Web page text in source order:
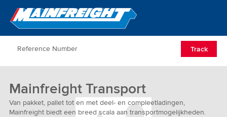
Go to Home
Track
Mainfreight Transport
Van pakket, pallet tot en met deel- en compleetladingen,
Mainfreight biedt een breed scala aan transportmogelijkheden.